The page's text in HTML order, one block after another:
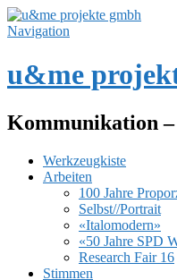
Navigation
u&me
Kommunikation
Werkzeugkiste
Arbeiten
100 Jahre
Selbst//Portrait
«Italomodern»
«50 Jahre SPD
Research Fair 16
Stimmen